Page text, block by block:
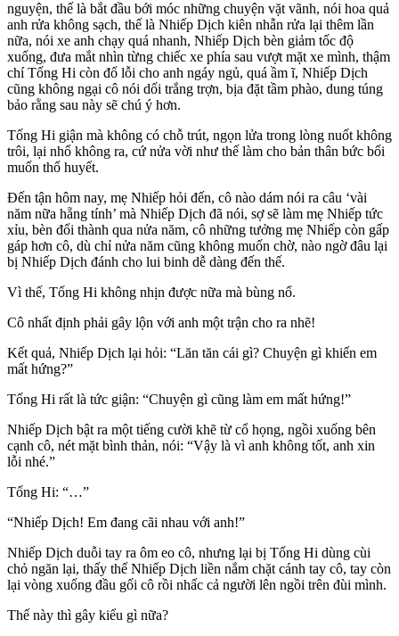
nguyện, thế là bắt đầu bới móc những chuyện vặt vãnh, nói hoa quả
anh rửa không sạch, thế là Nhiếp Dịch kiên nhẫn rửa lại thêm lần
nữa, nói xe anh chạy quá nhanh, Nhiếp Dịch bèn giảm tốc độ
xuống, đưa mắt nhìn từng chiếc xe phía sau vượt mặt xe mình, thậm
chí Tống Hi còn đổ lỗi cho anh ngáy ngủ, quá ầm ĩ, Nhiếp Dịch
cũng không ngại cô nói dối trắng trợn, bịa đặt tầm phào, dung túng
bảo rằng sau này sẽ chú ý hơn.
Tống Hi giận mà không có chỗ trút, ngọn lửa trong lòng nuốt không
trôi, lại nhổ không ra, cứ nửa vời như thế làm cho bản thân bức bối
muốn thổ huyết.
Đến tận hôm nay, mẹ Nhiếp hỏi đến, cô nào dám nói ra câu ‘vài
năm nữa hẵng tính’ mà Nhiếp Dịch đã nói, sợ sẽ làm mẹ Nhiếp tức
xỉu, bèn đổi thành qua nửa năm, cô những tưởng mẹ Nhiếp còn gấp
gáp hơn cô, dù chỉ nửa năm cũng không muốn chờ, nào ngờ đâu lại
bị Nhiếp Dịch đánh cho lui binh dễ dàng đến thế.
Vì thế, Tống Hi không nhịn được nữa mà bùng nổ.
Cô nhất định phải gây lộn với anh một trận cho ra nhẽ!
Kết quả, Nhiếp Dịch lại hỏi: “Lăn tăn cái gì? Chuyện gì khiến em
mất hứng?”
Tống Hi rất là tức giận: “Chuyện gì cũng làm em mất hứng!”
Nhiếp Dịch bật ra một tiếng cười khẽ từ cổ họng, ngồi xuống bên
cạnh cô, nét mặt bình thản, nói: “Vậy là vì anh không tốt, anh xin
lỗi nhé.”
Tống Hi: “…”
“Nhiếp Dịch! Em đang cãi nhau với anh!”
Nhiếp Dịch duỗi tay ra ôm eo cô, nhưng lại bị Tống Hi dùng cùi
chỏ ngăn lại, thấy thế Nhiếp Dịch liền nắm chặt cánh tay cô, tay còn
lại vòng xuống đầu gối cô rồi nhấc cả người lên ngồi trên đùi mình.
Thế này thì gây kiểu gì nữa?